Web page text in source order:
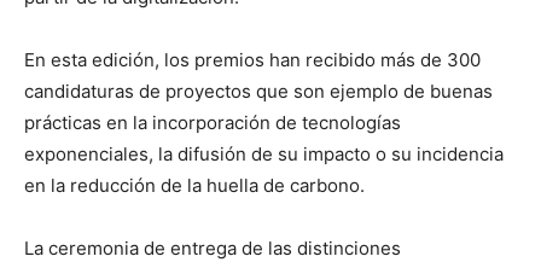
En esta edición, los premios han recibido más de 300
candidaturas de proyectos que son ejemplo de buenas
prácticas en la incorporación de tecnologías
exponenciales, la difusión de su impacto o su incidencia
en la reducción de la huella de carbono.
La ceremonia de entrega de las distinciones